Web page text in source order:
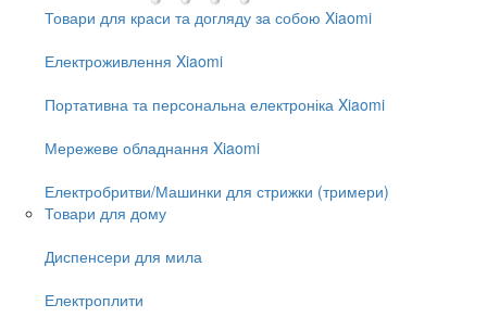
Товари для краси та догляду за собою Xiaomi
Електроживлення Xiaomi
Портативна та персональна електроніка Xiaomi
Мережеве обладнання Xiaomi
Електробритви/Машинки для стрижки (тримери)
Товари для дому
Диспенсери для мила
Електроплити